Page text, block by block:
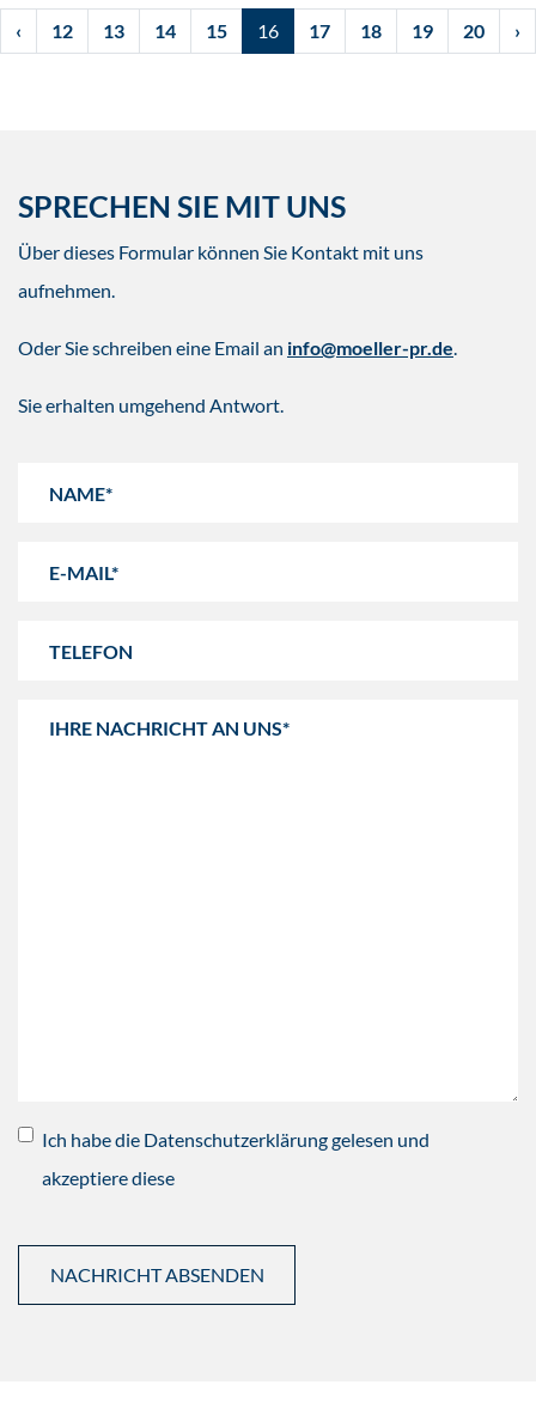
‹ 12 13 14 15 16 17 18 19 20 ›
SPRECHEN SIE MIT UNS
Über dieses Formular können Sie Kontakt mit uns
aufnehmen.
Oder Sie schreiben eine Email an info@moeller-pr.de.
Sie erhalten umgehend Antwort.
Ich habe die Datenschutzerklärung gelesen und
akzeptiere diese